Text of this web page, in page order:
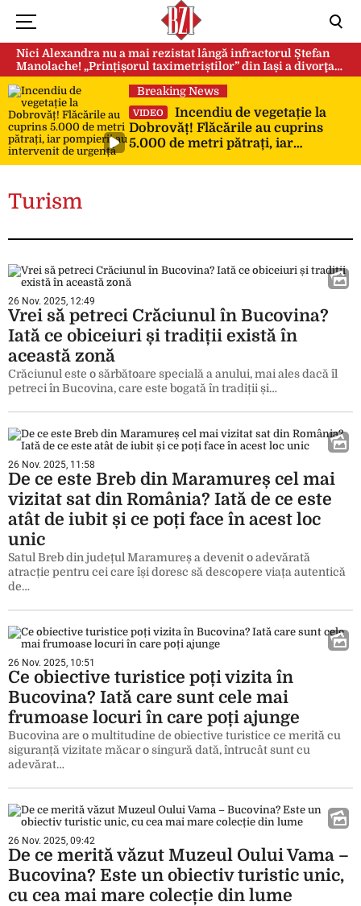
Nici Alexandra nu a mai rezistat lângă infractorul Ștefan
Manolache! „Prințișorul taximetriștilor” din Iași a divorţat
după doi ani de căsnicie
Breaking News
VIDEO
Incendiu de vegetație la
Dobrovăț! Flăcările au cuprins
5.000 de metri pătrați, iar
Turism
26 Nov. 2025, 12:49
Vrei să petreci Crăciunul în Bucovina?
Iată ce obiceiuri și tradiții există în
această zonă
Crăciunul este o sărbătoare specială a anului, mai ales dacă îl
petreci în Bucovina, care este bogată în tradiții și…
26 Nov. 2025, 11:58
De ce este Breb din Maramureș cel mai
vizitat sat din România? Iată de ce este
atât de iubit și ce poți face în acest loc
unic
Satul Breb din județul Maramureș a devenit o adevărată
atracție pentru cei care își doresc să descopere viața autentică
de…
26 Nov. 2025, 10:51
Ce obiective turistice poți vizita în
Bucovina? Iată care sunt cele mai
frumoase locuri în care poți ajunge
Bucovina are o multitudine de obiective turistice ce merită cu
siguranță vizitate măcar o singură dată, întrucât sunt cu
adevărat…
26 Nov. 2025, 09:42
De ce merită văzut Muzeul Oului Vama –
Bucovina? Este un obiectiv turistic unic,
cu cea mai mare colecție din lume